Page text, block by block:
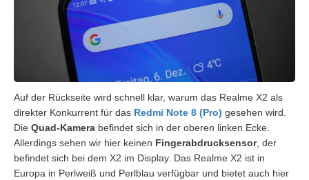
Auf der Rückseite wird schnell klar, warum das Realme X2 als
direkter Konkurrent für das Redmi Note 8 (Pro) gesehen wird.
Die Quad-Kamera befindet sich in der oberen linken Ecke.
Allerdings sehen wir hier keinen Fingerabdrucksensor, der
befindet sich bei dem X2 im Display. Das Realme X2 ist in
Europa in Perlweiß und Perlblau verfügbar und bietet auch hier